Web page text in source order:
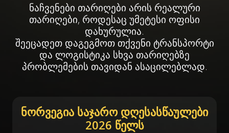
ნაჩვენები თარიღები არის რეალური
თარიღები, როდესაც უმეტესი ოფისი
დახურულია.
შეეცადეთ დაგეგმოთ თქვენი ტრანსპორტი
და ლოგისტიკა სხვა თარიღებზე
პრობლემების თავიდან ასაცილებლად.
ნორვეგია საჯარო დღესასწაულები
2026 წელს